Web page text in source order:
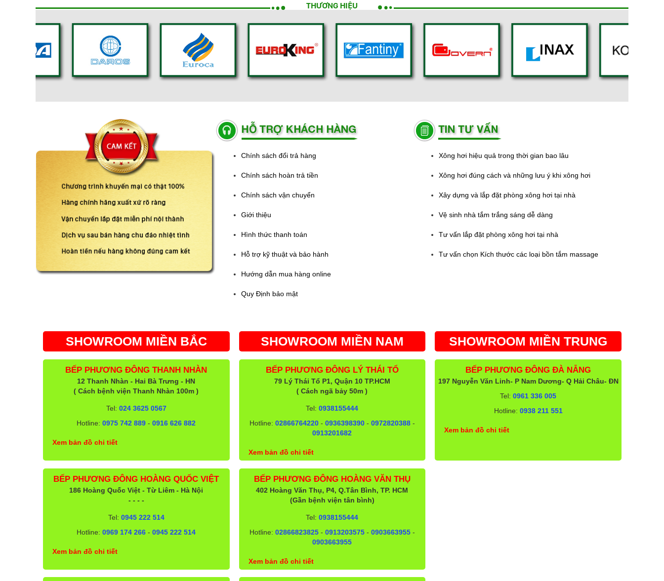
THƯƠNG HIỆU
Chính sách đổi trả hàng
Chính sách hoàn trả tiền
Chính sách vận chuyển
Giới thiệu
Hình thức thanh toán
Hỗ trợ kỹ thuật và bảo hành
Hướng dẫn mua hàng online
Quy Định bảo mật
Xông hơi hiệu quả trong thời gian bao lâu
Xông hơi đúng cách và những lưu ý khi xông hơi
Xây dựng và lắp đặt phòng xông hơi tại nhà
Vệ sinh nhà tắm trắng sáng dễ dàng
Tư vấn lắp đặt phòng xông hơi tại nhà
Tư vấn chọn Kích thước các loại bồn tắm massage
SHOWROOM MIỀN BẮC
BẾP PHƯƠNG ĐÔNG THANH NHÀN
12 Thanh Nhàn - Hai Bà Trưng - HN
( Cách bệnh viện Thanh Nhàn 100m )
Tel: 024 3625 0567
Hotline:0975 742 889 -0916 626 882
Xem bản đồ chi tiết
BẾP PHƯƠNG ĐÔNG HOÀNG QUỐC VIỆT
186 Hoàng Quốc Việt - Từ Liêm - Hà Nội
- - - -
Tel: 0945 222 514
Hotline:0969 174 266 -0945 222 514
Xem bản đồ chi tiết
SHOWROOM MIỀN NAM
BẾP PHƯƠNG ĐÔNG LÝ THÁI TỔ
79 Lý Thái Tổ P1, Quận 10 TP.HCM
( Cách ngã bảy 50m )
Tel:0938155444
Hotline: 02866764220- 0936398390- 0972820388-
0913201682
Xem bản đồ chi tiết
BẾP PHƯƠNG ĐÔNG HOÀNG VĂN THỤ
402 Hoàng Văn Thụ, P4, Q.Tân Bình, TP. HCM
(Gần bệnh viện tân bình)
Tel:0938155444
Hotline: 02866823825- 0913203575- 0903663955-
0903663955
Xem bản đồ chi tiết
SHOWROOM MIỀN TRUNG
BẾP PHƯƠNG ĐÔNG ĐÀ NẴNG
197 Nguyễn Văn Linh- P Nam Dương- Q Hải Châu- ĐN
Tel:0961 336 005
Hotline: 0938 211 551
Xem bản đồ chi tiết